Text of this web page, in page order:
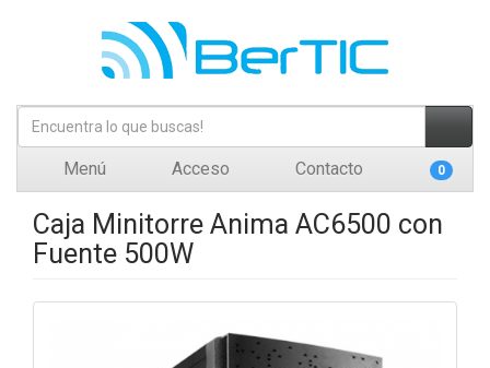
Menú Acceso Contacto 0
Caja Minitorre Anima AC6500 con
Fuente 500W